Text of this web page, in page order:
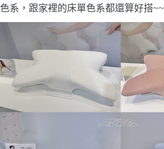
色系，跟家裡的床單色系都還算好搭~~